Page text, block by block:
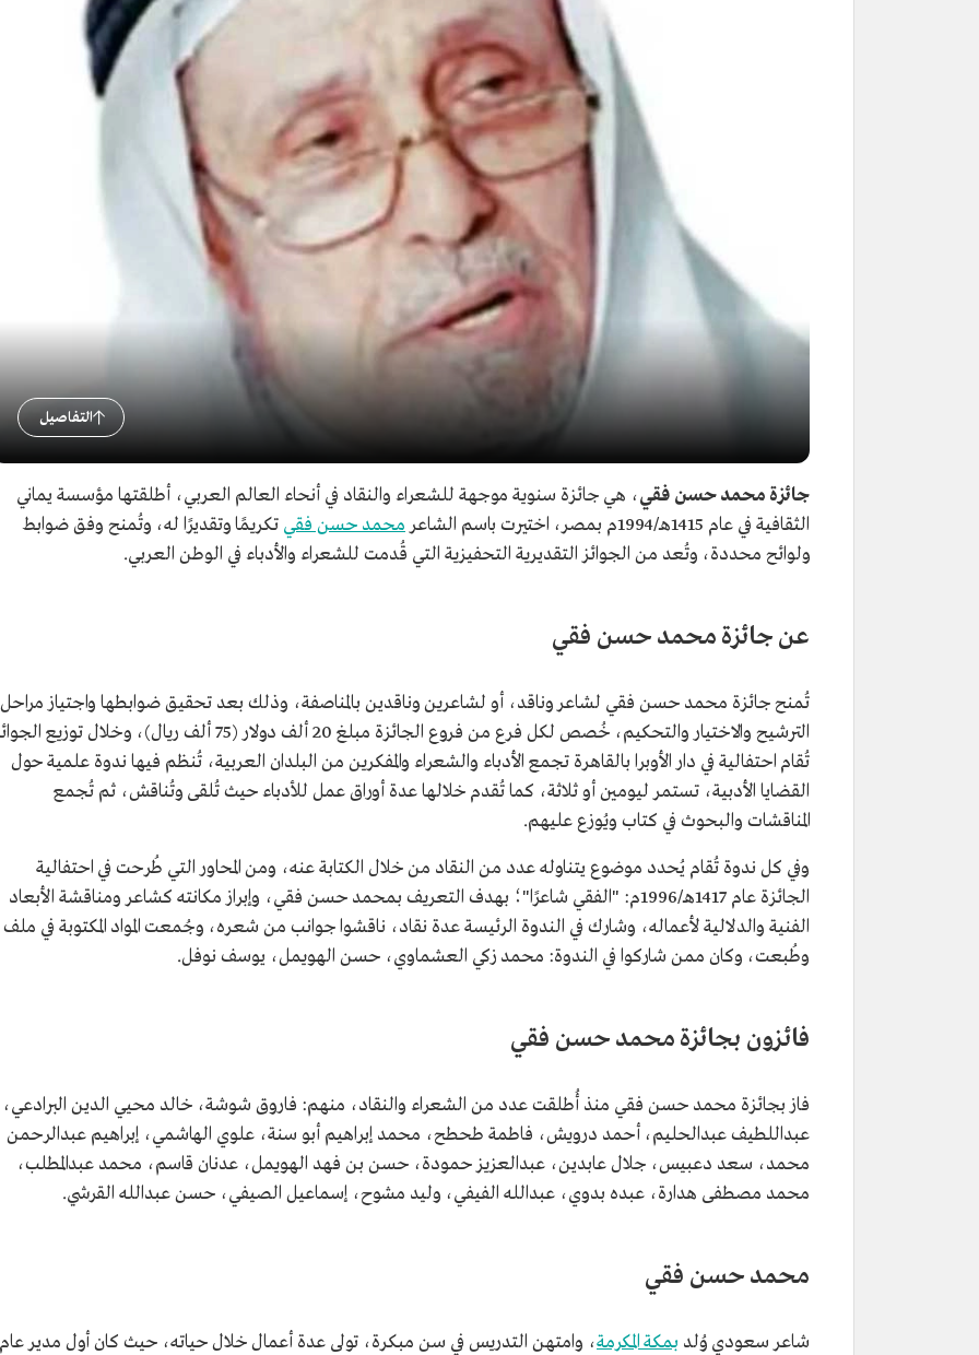
التفاصيل
جائزة محمد حسن فقي، هي جائزة سنوية موجهة للشعراء والنقاد في أنحاء العالم العربي، أطلقتها مؤسسة يماني
الثقافية في عام 1415هـ/1994م بمصر، اختيرت باسم الشاعر
محمد حسن فقي تكريمًا وتقديرًا له، وتُمنح وفق ضوابط
ولوائح محددة، وتُعد من الجوائز التقديرية التحفيزية التي قُدمت للشعراء والأدباء في الوطن العربي.
عن جائزة محمد حسن فقي
تُمنح جائزة محمد حسن فقي لشاعر وناقد، أو لشاعرين وناقدين بالمناصفة، وذلك بعد تحقيق ضوابطها واجتياز مراحل
الترشيح والاختيار والتحكيم، خُصص لكل فرع من فروع الجائزة مبلغ 20 ألف دولار (75 ألف ريال)، وخلال توزيع
تُقام احتفالية في دار الأوبرا بالقاهرة تجمع الأدباء والشعراء والمفكرين من البلدان العربية، تُنظم فيها ندوة علمية حول
القضايا الأدبية، تستمر ليومين أو ثلاثة، كما تُقدم خلالها عدة أوراق عمل للأدباء حيث تُلقى وتُناقش، ثم تُجمع
المناقشات والبحوث في كتاب ويُوزع عليهم.
وفي كل ندوة تُقام يُحدد موضوع يتناوله عدد من النقاد من خلال الكتابة عنه، ومن المحاور التي طُرحت في احتفالية
الجائزة عام 1417هـ/1996م: "الفقي شاعرًا"؛ بهدف التعريف بمحمد حسن فقي، وإبراز مكانته كشاعر ومناقشة الأبعاد
الفنية والدلالية لأعماله، وشارك في الندوة الرئيسة عدة نقاد، ناقشوا جوانب من شعره، وجُمعت المواد المكتوبة في ملف
وطُبعت، وكان ممن شاركوا في الندوة: محمد زكي العشماوي، حسن الهويمل، يوسف نوفل.
فائزون بجائزة محمد حسن فقي
فاز بجائزة محمد حسن فقي منذ أُطلقت عدد من الشعراء والنقاد، منهم: فاروق شوشة، خالد محيي الدين البرادعي،
عبداللطيف عبدالحليم، أحمد درويش، فاطمة طحطح، محمد إبراهيم أبو سنة، علوي الهاشمي، إبراهيم عبدالرحمن
محمد، سعد دعبيس، جلال عابدين، عبدالعزيز حمودة، حسن بن فهد الهويمل، عدنان قاسم، محمد عبدالمطلب،
محمد مصطفى هدارة، عبده بدوي، عبدالله الفيفي، وليد مشوح، إسماعيل الصيفي، حسن عبدالله القرشي.
محمد حسن فقي
شاعر سعودي وُلد بمكة المكرمة، وامتهن التدريس في سن مبكرة، تولى عدة أعمال خلال حياته، حيث كان أول مدير عام